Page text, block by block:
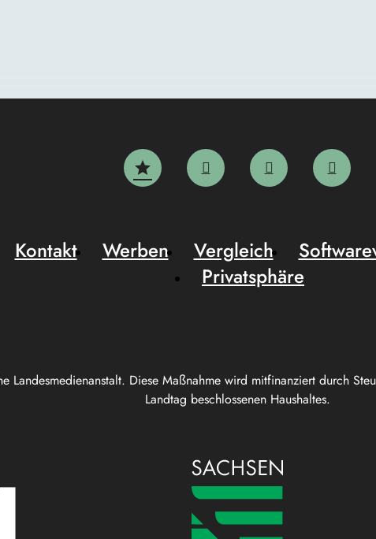
Landesmedienanstalt. Diese Maßnahme wird mitfinanziert durch
Landtag beschlossenen Haushaltes.
Kontakt Werben Vergleich
Privatsphäre